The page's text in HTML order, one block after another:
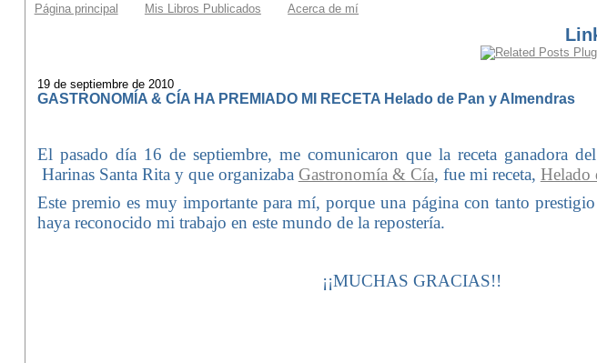
Página principal Mis Libros Publicados Acerca de mí
19 de septiembre de 2010
GASTRONOMÍA & CÍA HA PREMIADO MI RECETA Helado de Pan y Almendras
El pasado día 16 de septiembre, me comunicaron que la receta ganadora
Harinas Santa Rita y que organizaba Gastronomía & Cía, fue mi receta, Helado
Este premio es muy importante para mí, porque una página con tanto
haya reconocido mi trabajo en este mundo de la repostería.
¡¡MUCHAS GRACIAS!!